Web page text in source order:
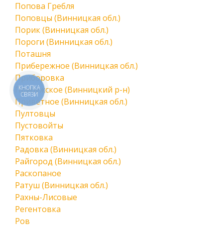
Попова Гребля
Поповцы (Винницкая обл.)
Порик (Винницкая обл.)
Пороги (Винницкая обл.)
Поташня
Прибережное (Винницкая обл.)
Приборовка
Прибужское (Винницкий р-н)
Приветное (Винницкая обл.)
Пултовцы
Пустовойты
Пятковка
Радовка (Винницкая обл.)
Райгород (Винницкая обл.)
Раскопаное
Ратуш (Винницкая обл.)
Рахны-Лисовые
Регентовка
Ров
КНОПКА
СВЯЗИ